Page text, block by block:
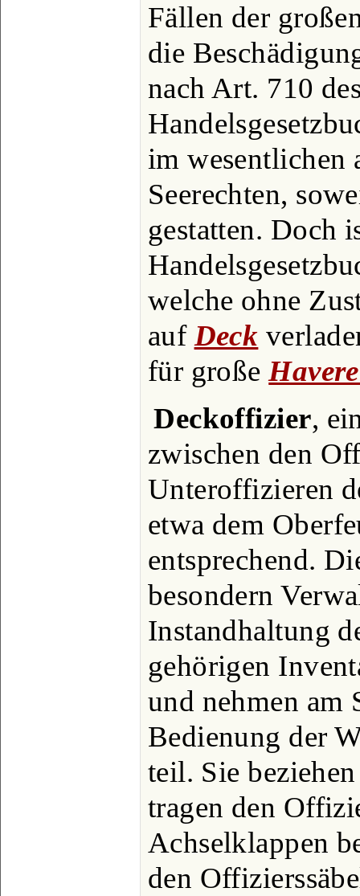
Fällen der
die
nach Art. 710
im wesentlichen
Seerechten,
gestatten. Doch
welche ohne
aufDeck
für große
Deckoffizier,
zwischen den
Unteroffizieren
etwa dem
entsprechend.
besondern
Instandhaltung
gehörigen
und nehmen am
Bedienung der
teil. Sie
tragen den
Achselklappen
den